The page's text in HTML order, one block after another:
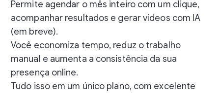
Permite agendar o mês inteiro com um clique,
acompanhar resultados e gerar vídeos com IA
(em breve).
Você economiza tempo, reduz o trabalho
manual e aumenta a consistência da sua
presença online.
Tudo isso em um único plano, com excelente